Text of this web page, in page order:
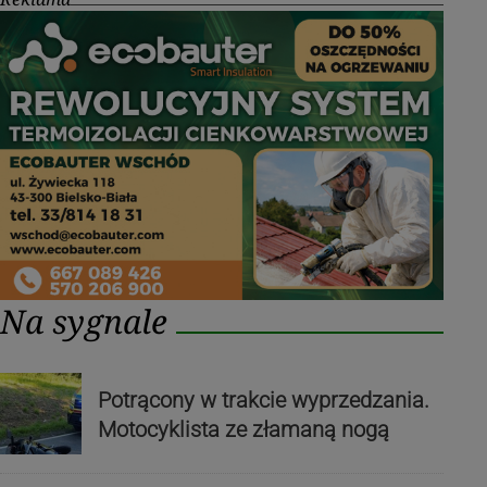
Na sygnale
Potrącony w trakcie wyprzedzania.
Motocyklista ze złamaną nogą